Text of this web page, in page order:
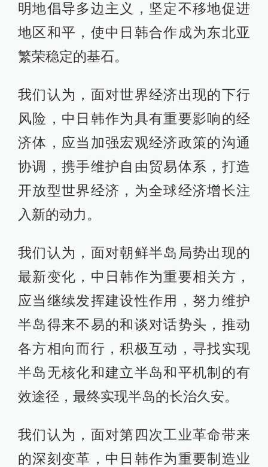
明地倡导多边主义，坚定不移地促进
地区和平，使中日韩合作成为东北亚
繁荣稳定的基石。
我们认为，面对世界经济出现的下行
风险，中日韩作为具有重要影响的经
济体，应当加强宏观经济政策的沟通
协调，携手维护自由贸易体系，打造
开放型世界经济，为全球经济增长注
入新的动力。
我们认为，面对朝鲜半岛局势出现的
最新变化，中日韩作为重要相关方，
应当继续发挥建设性作用，努力维护
半岛得来不易的和谈对话势头，推动
各方相向而行，积极互动，寻找实现
半岛无核化和建立半岛和平机制的有
效途径，最终实现半岛的长治久安。
我们认为，面对第四次工业革命带来
的深刻变革，中日韩作为重要制造业